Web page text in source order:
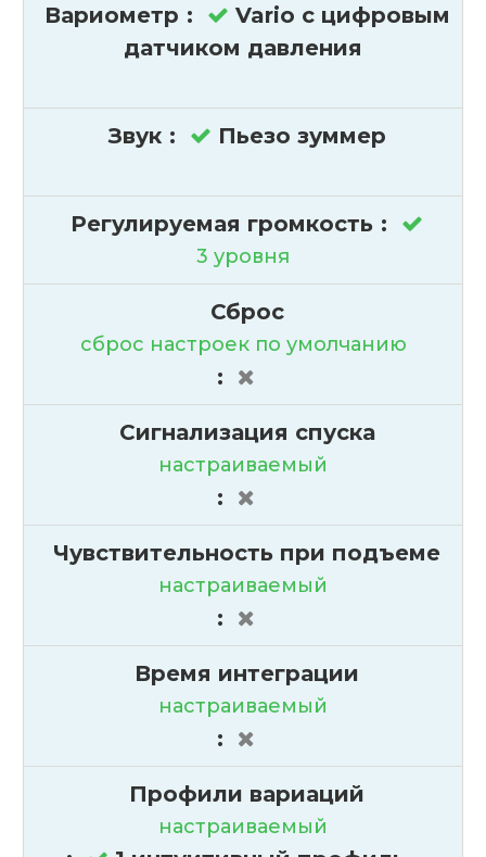
Вариометр :
Vario с цифровым
датчиком давления
Звук : Пьезо зуммер
Регулируемая громкость :
3 уровня
Сброс
сброс настроек по умолчанию
:
Сигнализация спуска
настраиваемый
:
Чувствительность при подъеме
настраиваемый
:
Время интеграции
настраиваемый
:
Профили вариаций
настраиваемый